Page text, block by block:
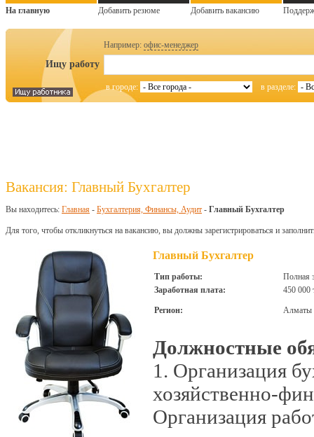
На главную Добавить резюме Добавить вакансию
Например: офис-менеджер
Ищу работу
в городе: в разделе:
Вакансия: Главный Бухгалтер
Вы находитесь: Главная - Бухгалтерия, Финансы, Аудит - Главный Бухгалтер
Для того, чтобы откликнуться на вакансию, вы должны зарегистрироваться и
Главный Бухгалтер
Тип работы:
Полная
Заработная плата:
450 000
Регион: Алматы
Должностные
1. Организация
хозяйственно-
Организация